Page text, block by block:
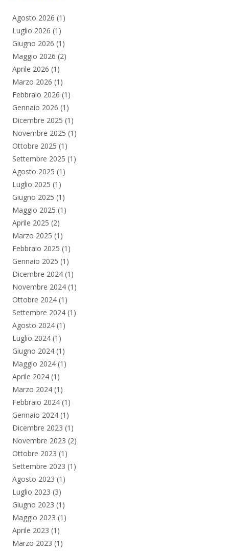
Agosto 2026 (1)
Luglio 2026 (1)
Giugno 2026 (1)
Maggio 2026 (2)
Aprile 2026 (1)
Marzo 2026 (1)
Febbraio 2026 (1)
Gennaio 2026 (1)
Dicembre 2025 (1)
Novembre 2025 (1)
Ottobre 2025 (1)
Settembre 2025 (1)
Agosto 2025 (1)
Luglio 2025 (1)
Giugno 2025 (1)
Maggio 2025 (1)
Aprile 2025 (2)
Marzo 2025 (1)
Febbraio 2025 (1)
Gennaio 2025 (1)
Dicembre 2024 (1)
Novembre 2024 (1)
Ottobre 2024 (1)
Settembre 2024 (1)
Agosto 2024 (1)
Luglio 2024 (1)
Giugno 2024 (1)
Maggio 2024 (1)
Aprile 2024 (1)
Marzo 2024 (1)
Febbraio 2024 (1)
Gennaio 2024 (1)
Dicembre 2023 (1)
Novembre 2023 (2)
Ottobre 2023 (1)
Settembre 2023 (1)
Agosto 2023 (1)
Luglio 2023 (3)
Giugno 2023 (1)
Maggio 2023 (1)
Aprile 2023 (1)
Marzo 2023 (1)